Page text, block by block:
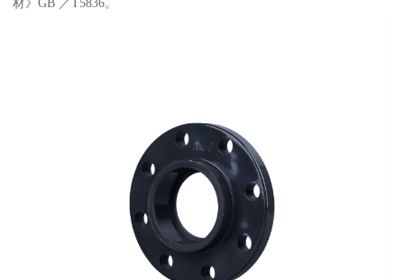
材》GB ／T5836。